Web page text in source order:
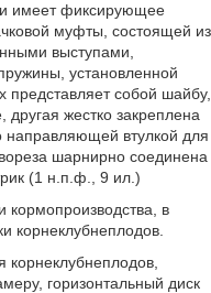
и имеет фиксирующее
муфты, состоящей из
выступами,
установленной
собой шайбу,
другая жестко закреплена
направляющей втулкой для
шарнирно соединена
(1 н.п.ф., 9 ил.)
кормопроизводства, в
корнеклубнеплодов.
корнеклубнеплодов,
горизонтальный диск